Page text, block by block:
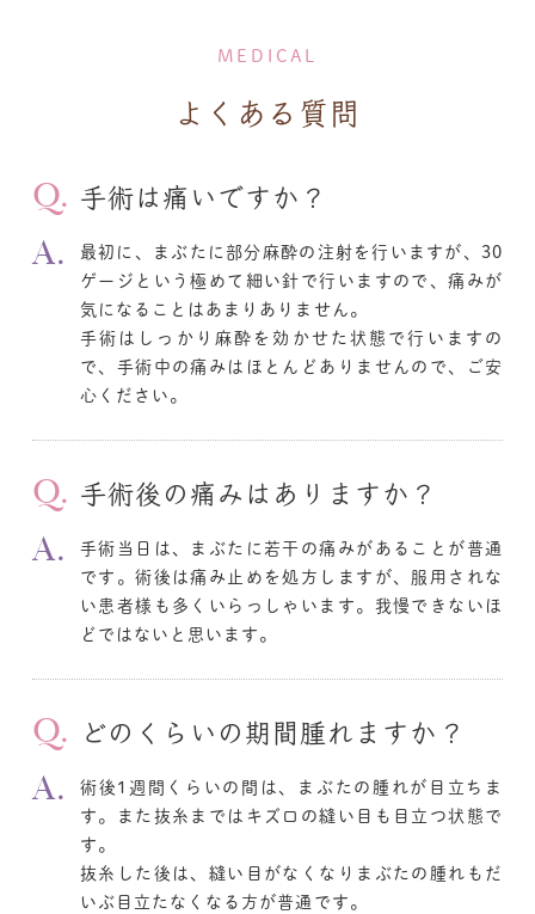
MEDICAL
よくある質問
手術は痛いですか？
最初に、まぶたに部分麻酔の注射を行いますが、30
ゲージという極めて細い針で行いますので、痛みが
気になることはあまりありません。
手術はしっかり麻酔を効かせた状態で行いますの
で、手術中の痛みはほとんどありませんので、ご安
心ください。
手術後の痛みはありますか？
手術当日は、まぶたに若干の痛みがあることが普通
です。術後は痛み止めを処方しますが、服用されな
い患者様も多くいらっしゃいます。我慢できないほ
どではないと思います。
どのくらいの期間腫れますか？
術後1週間くらいの間は、まぶたの腫れが目立ちま
す。また抜糸まではキズ口の縫い目も目立つ状態で
す。
抜糸した後は、縫い目がなくなりまぶたの腫れもだ
いぶ目立たなくなる方が普通です。